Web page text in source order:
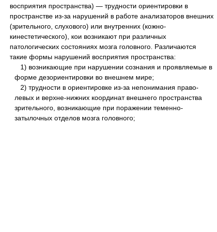
восприятия пространства) — трудности ориентировки в
пространстве из-за нарушений в работе анализаторов внешних
(зрительного, слухового) или внутренних (кожно-
кинестетического), кои возникают при различных
патологических состояниях мозга головного. Различаются
такие формы нарушений восприятия пространства:
1) возникающие при нарушении сознания и проявляемые в
форме дезориентировки во внешнем мире;
2) трудности в ориентировке из-за непонимания право-
левых и верхне-нижних координат внешнего пространства
зрительного, возникающие при поражении теменно-
затылочных отделов мозга головного;